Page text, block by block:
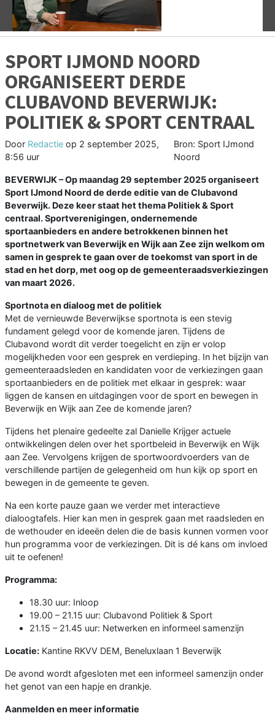
SPORT IJMOND NOORD
ORGANISEERT DERDE
CLUBAVOND BEVERWIJK:
POLITIEK & SPORT CENTRAAL
Door Redactie op 2 september 2025,
8:56 uur
Bron: Sport IJmond
Noord
BEVERWIJK – Op maandag 29 september 2025 organiseert
Sport IJmond Noord de derde editie van de Clubavond
Beverwijk. Deze keer staat het thema Politiek & Sport
centraal. Sportverenigingen, ondernemende
sportaanbieders en andere betrokkenen binnen het
sportnetwerk van Beverwijk en Wijk aan Zee zijn welkom om
samen in gesprek te gaan over de toekomst van sport in de
stad en het dorp, met oog op de gemeenteraadsverkiezingen
van maart 2026.
Sportnota en dialoog met de politiek
Met de vernieuwde Beverwijkse sportnota is een stevig
fundament gelegd voor de komende jaren. Tijdens de
Clubavond wordt dit verder toegelicht en zijn er volop
mogelijkheden voor een gesprek en verdieping. In het bijzijn van
gemeenteraadsleden en kandidaten voor de verkiezingen gaan
sportaanbieders en de politiek met elkaar in gesprek: waar
liggen de kansen en uitdagingen voor de sport en bewegen in
Beverwijk en Wijk aan Zee de komende jaren?
Tijdens het plenaire gedeelte zal Danielle Krijger actuele
ontwikkelingen delen over het sportbeleid in Beverwijk en Wijk
aan Zee. Vervolgens krijgen de sportwoordvoerders van de
verschillende partijen de gelegenheid om hun kijk op sport en
bewegen in de gemeente te geven.
Na een korte pauze gaan we verder met interactieve
dialoogtafels. Hier kan men in gesprek gaan met raadsleden en
de wethouder en ideeën delen die de basis kunnen vormen voor
hun programma voor de verkiezingen. Dit is dé kans om invloed
uit te oefenen!
Programma:
18.30 uur: Inloop
19.00 – 21.15 uur: Clubavond Politiek & Sport
21.15 – 21.45 uur: Netwerken en informeel samenzijn
Locatie: Kantine RKVV DEM, Beneluxlaan 1 Beverwijk
De avond wordt afgesloten met een informeel samenzijn onder
het genot van een hapje en drankje.
Aanmelden en meer informatie